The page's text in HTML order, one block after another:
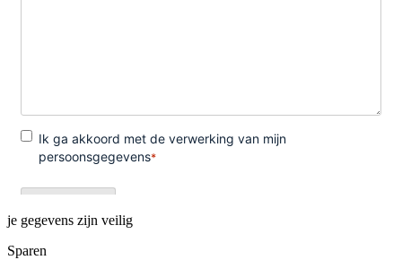
je gegevens zijn veilig
Sparen